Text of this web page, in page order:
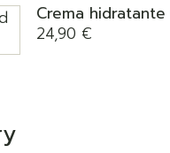
Crema hidratante
24,90 €